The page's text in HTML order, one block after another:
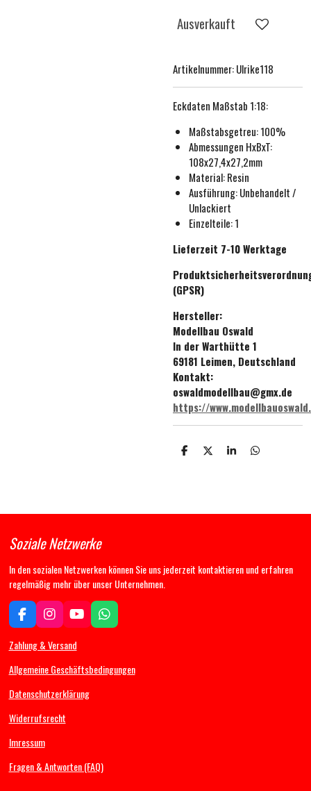
Ausverkauft
Artikelnummer:Ulrike118
Eckdaten Maßstab 1:18:
Maßstabsgetreu:100%
Abmessungen HxBxT:
108x27,4x27,2mm
Material: Resin
Ausführung:Unbehandelt /
Unlackiert
Einzelteile: 1
Lieferzeit 7-10 Werktage
(GPSR)
Hersteller:
Modellbau Oswald
In der Warthütte 1
69181 Leimen, Deutschland
Kontakt:
oswaldmodellbau@gmx.de
https://
T T T T
Soziale Netzwerke
In den sozialen Netzwerken können Sie uns jederzeit kontaktieren und erfahren
regelmäßig mehr über unser Unternehmen.
F
a
c
b
o
I
n
s
a
r
m
Y
o
u
u
e
W
h
s
Zahlung & Versand
Allgemeine Geschäftsbedingungen
Datenschutzerklärung
Widerrufsrecht
Imressum
Fragen & Antworten (FAQ)